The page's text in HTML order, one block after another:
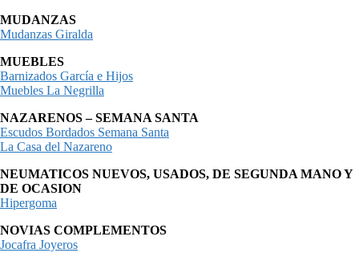
MUDANZAS
Mudanzas Giralda
MUEBLES
Barnizados García e Hijos
Muebles La Negrilla
NAZARENOS – SEMANA SANTA
Escudos Bordados Semana Santa
La Casa del Nazareno
NEUMATICOS NUEVOS, USADOS, DE SEGUNDA MANO Y
DE OCASION
Hipergoma
NOVIAS COMPLEMENTOS
Jocafra Joyeros